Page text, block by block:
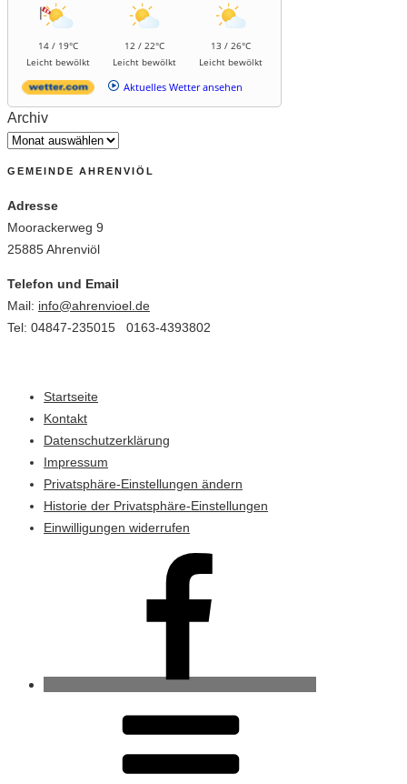
14 / 19°C
Leicht bewölkt
12 / 22°C
Leicht bewölkt
13 / 26°C
Leicht bewölkt
Aktuelles Wetter ansehen
Archiv
GEMEINDE AHRENVIÖL
Adresse
Moorackerweg 9
25885 Ahrenviöl
Telefon und Email
Mail: info@ahrenvioel.de
Tel: 04847-235015 0163-4393802
Startseite
Kontakt
Datenschutzerklärung
Impressum
Privatsphäre-Einstellungen ändern
Historie der Privatsphäre-Einstellungen
Einwilligungen widerrufen